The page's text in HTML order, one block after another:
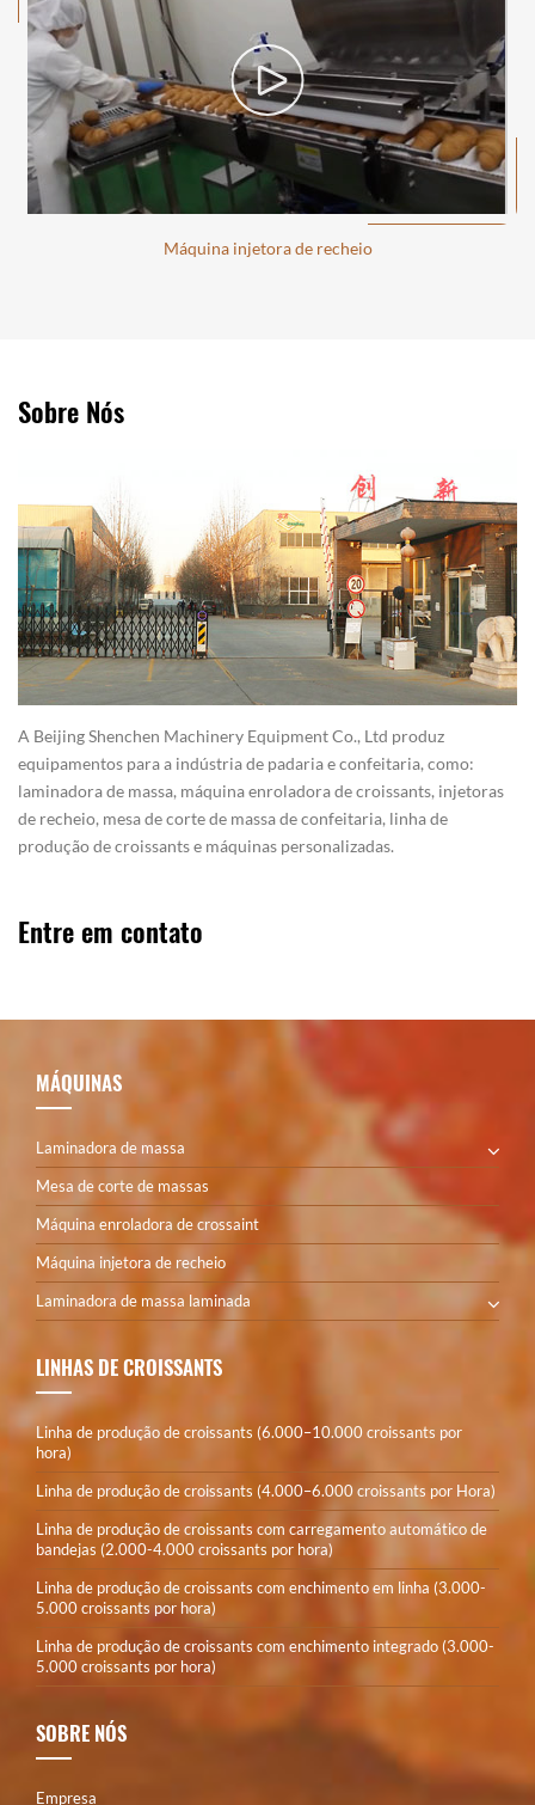
Máquina injetora de recheio
Sobre Nós
A Beijing Shenchen Machinery Equipment Co., Ltd produz
equipamentos para a indústria de padaria e confeitaria, como:
laminadora de massa, máquina enroladora de croissants, injetoras
de recheio, mesa de corte de massa de confeitaria, linha de
produção de croissants e máquinas personalizadas.
Entre em contato
MÁQUINAS
Laminadora de massa
Mesa de corte de massas
Máquina enroladora de crossaint
Máquina injetora de recheio
Laminadora de massa laminada
LINHAS DE CROISSANTS
Linha de produção de croissants (6.000–10.000 croissants por
hora)
Linha de produção de croissants (4.000–6.000 croissants por Hora)
Linha de produção de croissants com carregamento automático de
bandejas (2.000-4.000 croissants por hora)
Linha de produção de croissants com enchimento em linha (3.000-
5.000 croissants por hora)
Linha de produção de croissants com enchimento integrado (3.000-
5.000 croissants por hora)
SOBRE NÓS
Empresa